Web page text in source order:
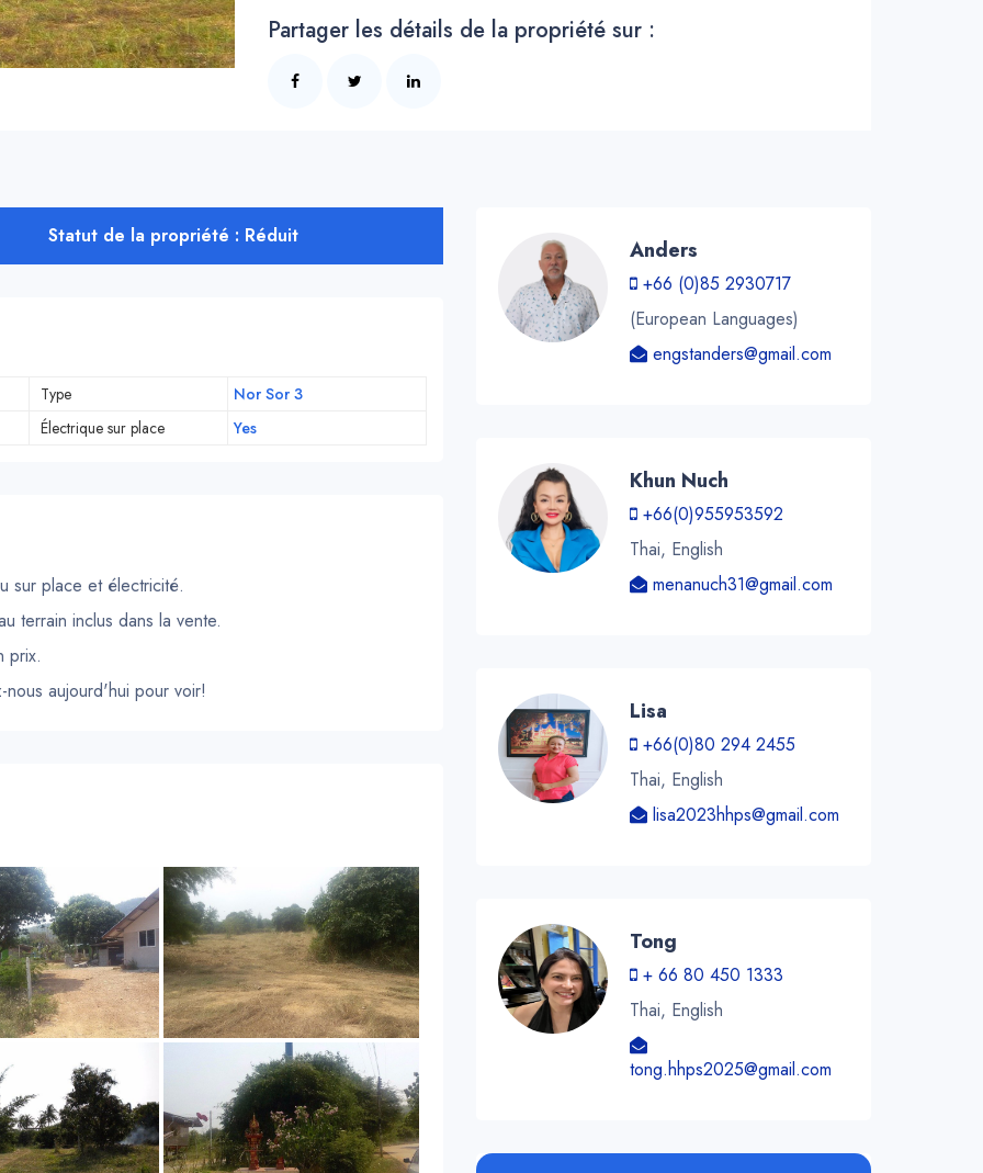
Partager les détails de la propriété sur :
Statut de la propriété : Réduit
Type
Nor Sor 3
Électrique sur place Yes
sur place et électricité.
terrain inclus dans la vente.
prix.
aujourd'hui pour voir!
Anders
+66 (0)85 2930717
(European Languages)
engstanders@gmail.com
Khun Nuch
+66(0)955953592
Thai, English
menanuch31@gmail.com
Lisa
+66(0)80 294 2455
Thai, English
lisa2023hhps@gmail.com
Tong
+ 66 80 450 1333
Thai, English
tong.hhps2025@gmail.com